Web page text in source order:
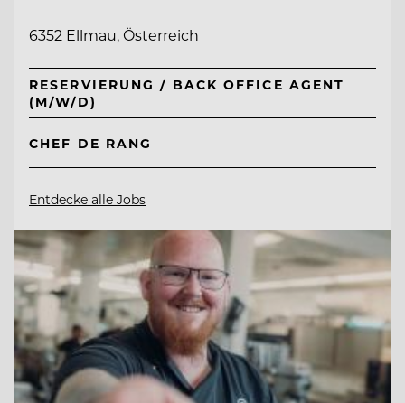
6352 Ellmau, Österreich
RESERVIERUNG / BACK OFFICE AGENT
(M/W/D)
CHEF DE RANG
Entdecke alle Jobs